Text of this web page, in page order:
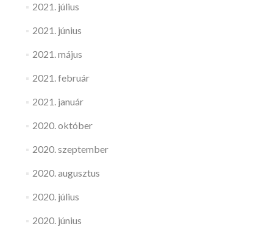
2021. július
2021. június
2021. május
2021. február
2021. január
2020. október
2020. szeptember
2020. augusztus
2020. július
2020. június